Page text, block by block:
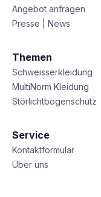
Angebot anfragen
Presse | News
Themen
Schweisserkleidung
MultiNorm Kleidung
Störlichtbogenschutz
Service
Kontaktformular
Über uns